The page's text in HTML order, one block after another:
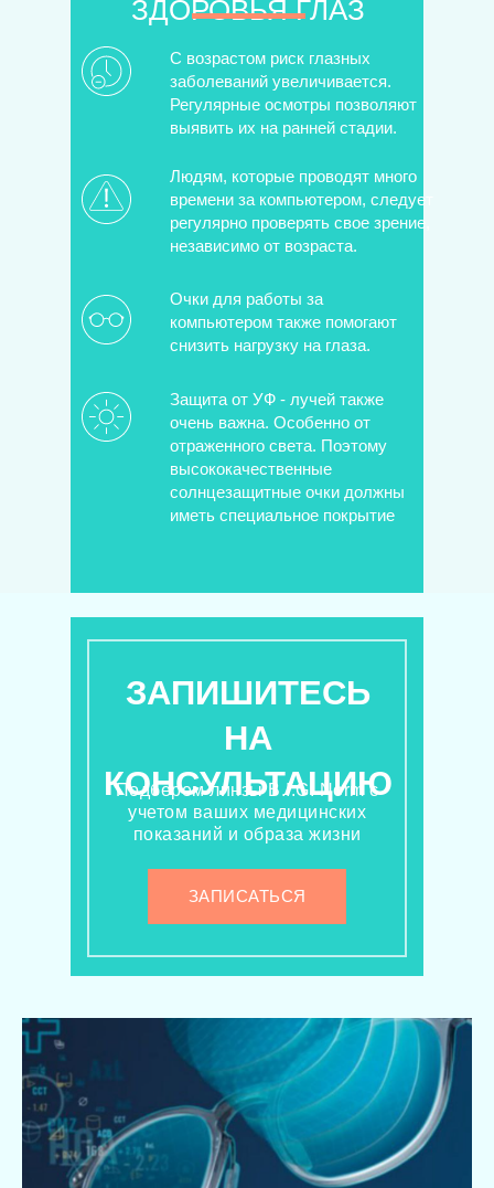
ЗДОРОВЬЯ ГЛАЗ
С возрастом риск глазных
заболеваний увеличивается.
Регулярные осмотры позволяют
выявить их на ранней стадии.
Людям, которые проводят много
времени за компьютером, следует
регулярно проверять свое зрение,
независимо от возраста.
Очки для работы за
компьютером также помогают
снизить нагрузку на глаза.
Защита от УФ - лучей также
очень важна. Особенно от
отраженного света. Поэтому
высококачественные
солнцезащитные очки должны
иметь специальное покрытие
ЗАПИСАТЬСЯ
Подберем линзы B.I.G. Norm с
учетом ваших медицинских
показаний и образа жизни
ЗАПИШИТЕСЬ
НА
КОНСУЛЬТАЦИЮ